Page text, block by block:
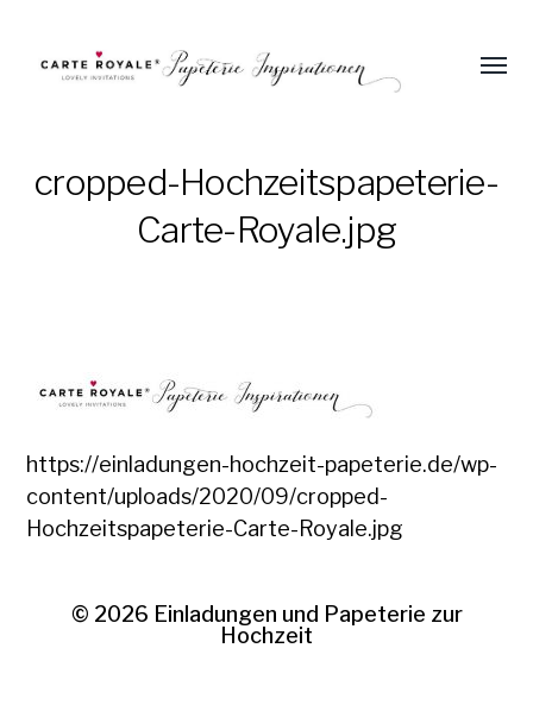
Papeterie
Hochzeit
Menü
cropped-Hochzeitspapeterie-
Carte-Royale.jpg
https://einladungen-hochzeit-papeterie.de/wp-
content/uploads/2020/09/cropped-
Hochzeitspapeterie-Carte-Royale.jpg
© 2026 Einladungen und Papeterie zur
Hochzeit